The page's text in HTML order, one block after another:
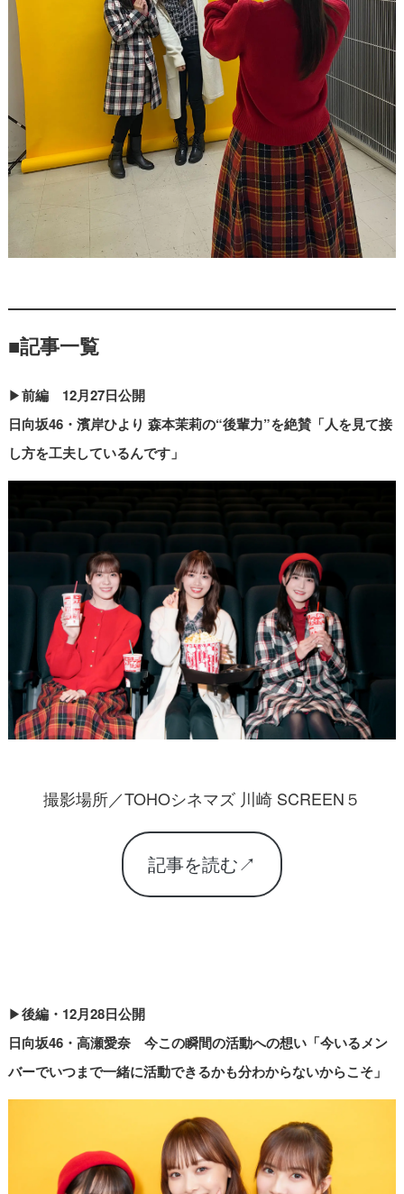
■記事一覧
▶︎前編 12月27日公開
日向坂46・濱岸ひより 森本茉莉の“後輩力”を絶賛「人を見て接
し方を工夫しているんです」
撮影場所／TOHOシネマズ 川崎 SCREEN５
記事を読む↗︎
▶︎後編・12月28日公開
日向坂46・高瀬愛奈 今この瞬間の活動への想い「今いるメン
バーでいつまで一緒に活動できるかも分わからないからこそ」